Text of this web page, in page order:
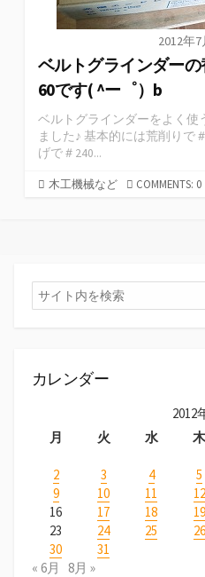
2012年7
ベルトグラインダー
60です( ^ー゜）b
ベルトグラインダーをよく使
ました♪ 基本的には荒削りで
げで＃240...
木工機械など COMMENTS: 0
カレンダー
2012
月
火 水 木
2
3 4 5
9
10 11 12
16
17 18 19
23
24 25 26
30
31
« 6月
8月 »